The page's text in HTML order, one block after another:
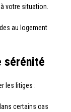
votre situation.
au logement
sérénité
les litiges :
certains cas